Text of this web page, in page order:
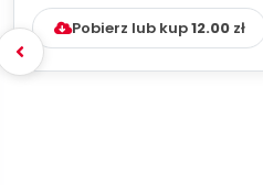
Pobierz lub kup12.00zł